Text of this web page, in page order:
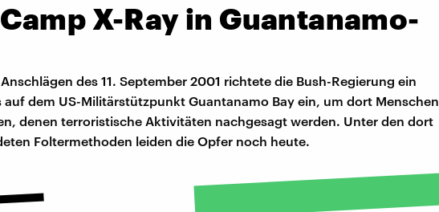
X-Ray in Guantanamo-
des 11. September 2001 richtete die Bush-Regierung ein
auf dem US-Militärstützpunkt Guantanamo Bay ein, um dort Menschen
denen terroristische Aktivitäten nachgesagt werden. Unter den dort
Foltermethoden leiden die Opfer noch heute.